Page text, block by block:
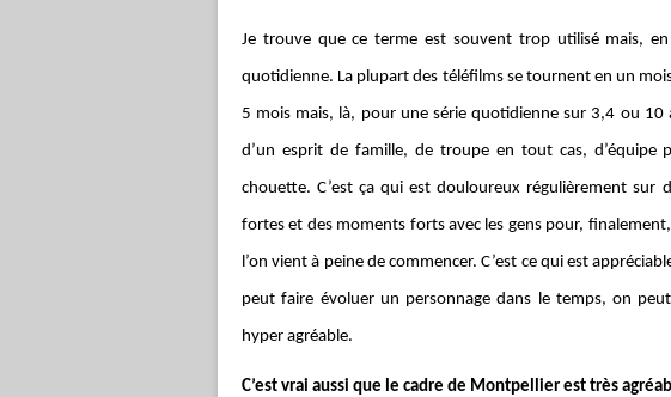
Je trouve que ce terme est souvent trop utilisé mais,
quotidienne. La plupart des téléfilms se tournent en un
5 mois mais, là, pour une série quotidienne sur 3,4 ou 10
d’un esprit de famille, de troupe en tout cas, d’équipe
chouette. C’est ça qui est douloureux régulièrement sur
fortes et des moments forts avec les gens pour,
l’on vient à peine de commencer. C’est ce qui est
peut faire évoluer un personnage dans le temps, on
hyper agréable.
C’est vrai aussi que le cadre de Montpellier est très